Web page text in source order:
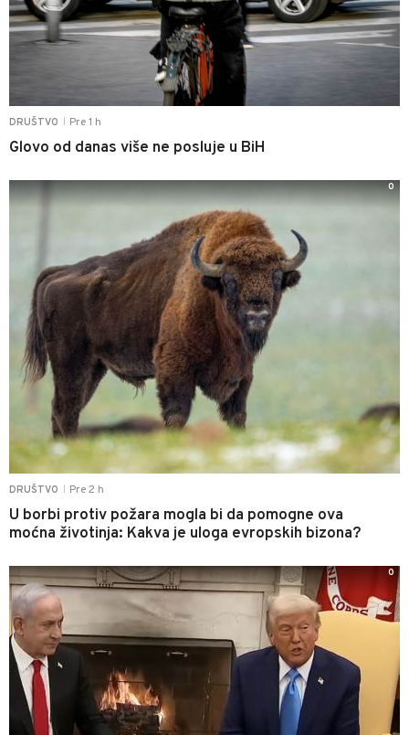
DRUŠTVO Pre 1 h
Glovo od danas više ne posluje u BiH
DRUŠTVO Pre 2 h
U borbi protiv požara mogla bi da pomogne ova
moćna životinja: Kakva je uloga evropskih bizona?
0
0